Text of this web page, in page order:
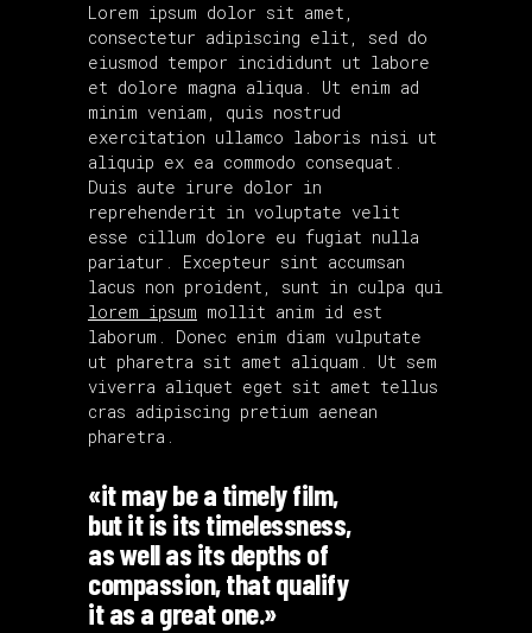
Lorem ipsum dolor sit amet,
consectetur adipiscing elit, sed do
eiusmod tempor incididunt ut labore
et dolore magna aliqua. Ut enim ad
minim veniam, quis nostrud
exercitation ullamco laboris nisi ut
aliquip ex ea commodo consequat.
Duis aute irure dolor in
reprehenderit in voluptate velit
esse cillum dolore eu fugiat nulla
pariatur. Excepteur sint accumsan
lacus non proident, sunt in culpa qui
lorem ipsum mollit anim id est
laborum. Donec enim diam vulputate
ut pharetra sit amet aliquam. Ut sem
viverra aliquet eget sit amet tellus
cras adipiscing pretium aenean
pharetra.
«it may be a timely film,
but it is its timelessness,
as well as its depths of
compassion, that qualify
it as a great one.»